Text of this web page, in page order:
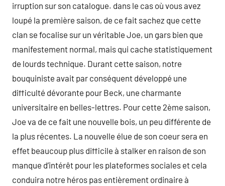
irruption sur son catalogue. dans le cas où vous avez
loupé la première saison, de ce fait sachez que cette
clan se focalise sur un véritable Joe, un gars bien que
manifestement normal, mais qui cache statistiquement
de lourds technique. Durant cette saison, notre
bouquiniste avait par conséquent développé une
difficulté dévorante pour Beck, une charmante
universitaire en belles-lettres. Pour cette 2ème saison,
Joe va de ce fait une nouvelle bois, un peu différente de
la plus récentes. La nouvelle élue de son coeur sera en
effet beaucoup plus difficile à stalker en raison de son
manque d’intérêt pour les plateformes sociales et cela
conduira notre héros pas entièrement ordinaire à